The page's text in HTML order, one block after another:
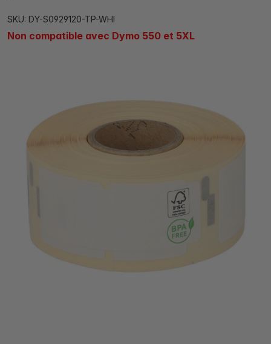
SKU: DY-S0929120-TP-WHI
Non compatible avec Dymo 550 et 5XL